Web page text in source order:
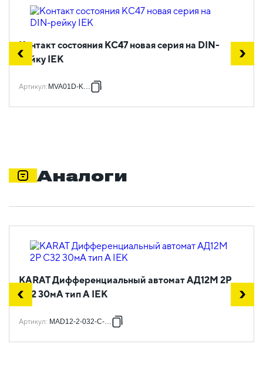
Контакт состояния КС47 новая серия на DIN-
рейку IEK
Артикул: MVA01D-KS-1
Аналоги
KARAT Дифференциальный автомат АД12M 2P
C32 30мА тип A IEK
Артикул: MAD12-2-032-C-030